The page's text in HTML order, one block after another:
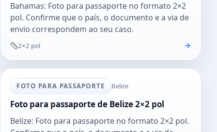
Bahamas: Foto para passaporte no formato 2×2
pol. Confirme que o país, o documento e a via de
envio correspondem ao seu caso.
2×2 pol
FOTO PARA PASSAPORTE Belize
Foto para passaporte de Belize 2×2 pol
Belize: Foto para passaporte no formato 2×2 pol.